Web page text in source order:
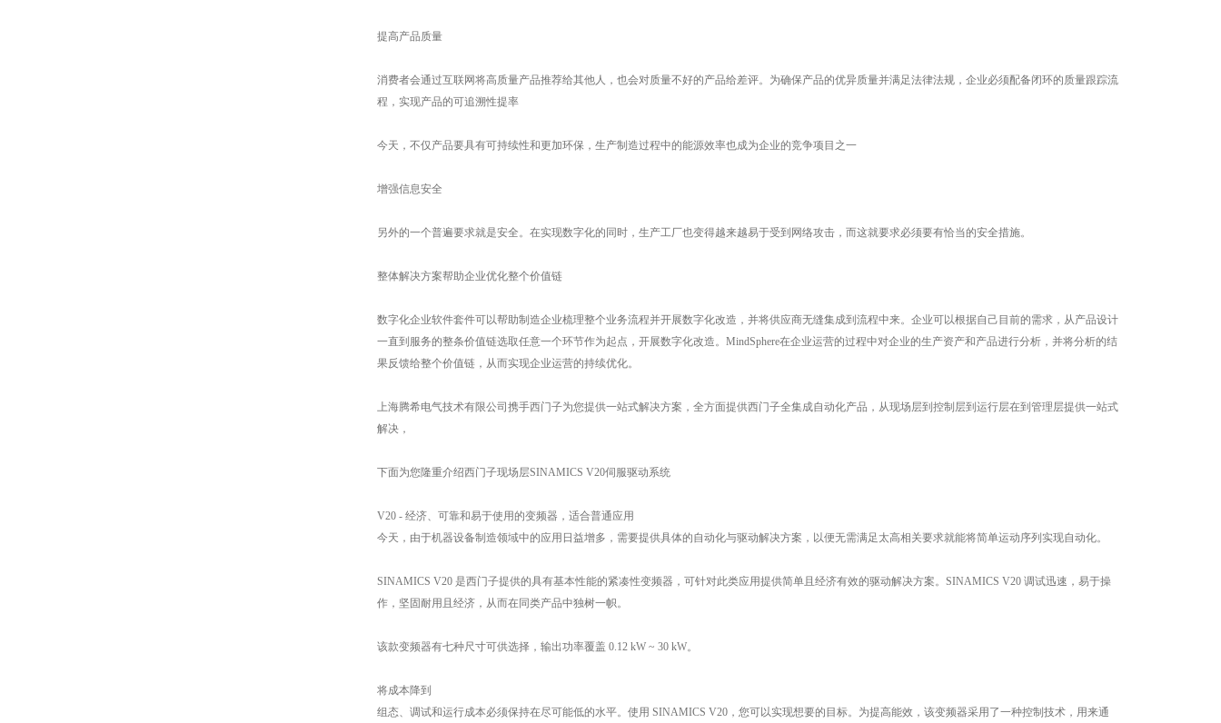
提高产品质量
消费者会通过互联网将高质量产品推荐给其他人，也会对质量不好的产品给差评。为确保产品的优异质量并满足法律法规，企业必须配备闭环的质量跟踪流
程，实现产品的可追溯性提率
今天，不仅产品要具有可持续性和更加环保，生产制造过程中的能源效率也成为企业的竞争项目之一
增强信息安全
另外的一个普遍要求就是安全。在实现数字化的同时，生产工厂也变得越来越易于受到网络攻击，而这就要求必须要有恰当的安全措施。
整体解决方案帮助企业优化整个价值链
数字化企业软件套件可以帮助制造企业梳理整个业务流程并开展数字化改造，并将供应商无缝集成到流程中来。企业可以根据自己目前的需求，从产品设计
一直到服务的整条价值链选取任意一个环节作为起点，开展数字化改造。MindSphere在企业运营的过程中对企业的生产资产和产品进行分析，并将分析的结
果反馈给整个价值链，从而实现企业运营的持续优化。
上海腾希电气技术有限公司携手西门子为您提供一站式解决方案，全方面提供西门子全集成自动化产品，从现场层到控制层到运行层在到管理层提供一站式
解决，
下面为您隆重介绍西门子现场层SINAMICS V20伺服驱动系统
V20 - 经济、可靠和易于使用的变频器，适合普通应用
今天，由于机器设备制造领域中的应用日益增多，需要提供具体的自动化与驱动解决方案，以便无需满足太高相关要求就能将简单运动序列实现自动化。
SINAMICS V20 是西门子提供的具有基本性能的紧凑性变频器，可针对此类应用提供简单且经济有效的驱动解决方案。SINAMICS V20 调试迅速，易于操
作，坚固耐用且经济，从而在同类产品中独树一帜。
该款变频器有七种尺寸可供选择，输出功率覆盖 0.12 kW ~ 30 kW。
将成本降到
组态、调试和运行成本必须保持在尽可能低的水平。使用 SINAMICS V20，您可以实现想要的目标。为提高能效，该变频器采用了一种控制技术，用来通